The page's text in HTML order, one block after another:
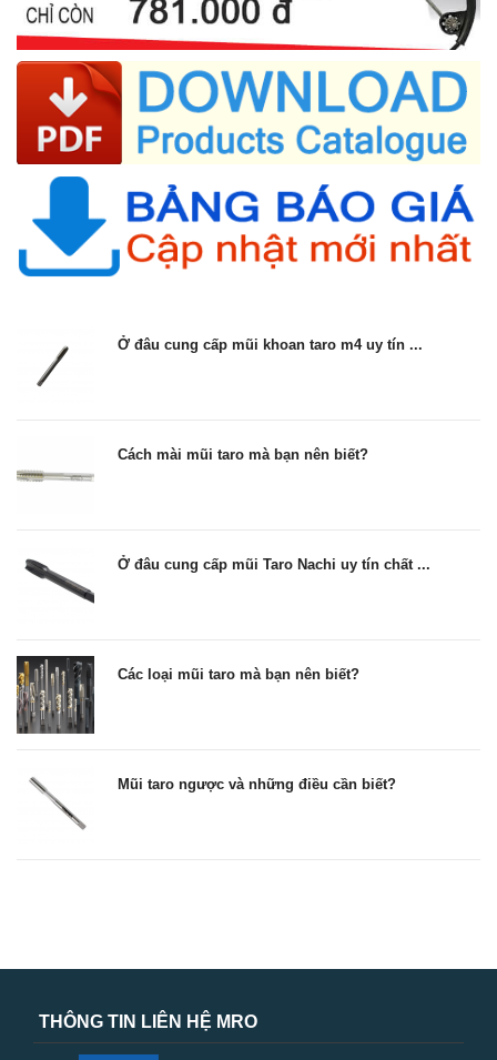
Ở đâu cung cấp mũi khoan taro m4 uy tín ...
Cách mài mũi taro mà bạn nên biết?
Ở đâu cung cấp mũi Taro Nachi uy tín chất ...
Các loại mũi taro mà bạn nên biết?
Mũi taro ngược và những điều cần biết?
THÔNG TIN LIÊN HỆ MRO